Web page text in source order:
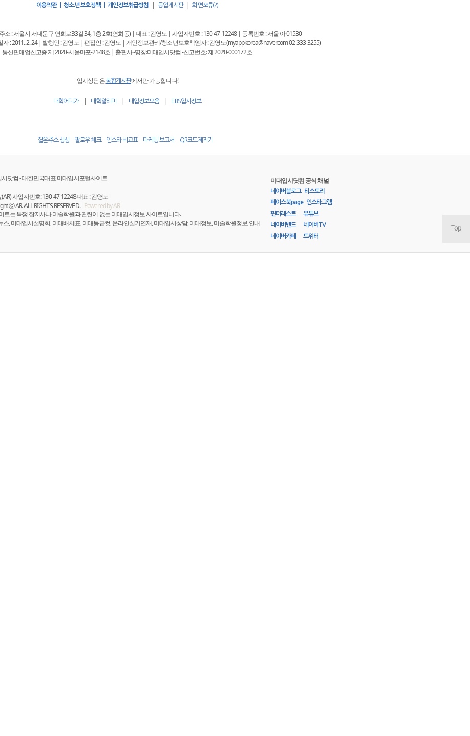
이용약관 | 청소년 보호정책 | 개인정보취급방침| 등업게시판| 화면오류(?)
소 : 서울시 서대문구 연희로33길 34, 1층 2호(연희동) | 대표 : 김영도 | 사업자번호 : 130-47-12248 | 등록번호 : 서울 아 01530
: 2011. 2. 24 | 발행인 : 김영도 | 편집인 : 김영도 | 개인정보관리/청소년보호책임자 : 김영도(myappkorea@naver.com 02-333-3255)
통신판매업신고증 제 2020-서울마포-2148호 | 출판사 -명칭:미대입시닷컴 -신고번호: 제 2020-000172호
입시상담은통합게시판에서만 가능합니다!
대학어디가| 대학알리미 | 대입정보모음| EBS입시정보
짧은주소 생성 팔로우 체크 인스타 비교표 마케팅 보고서 QR코드제작기
시닷컴 - 대한민국대표 미대입시포털사이트
사업자번호: 130-47-12248 대표 : 김영도
ⓒ AR. ALL RIGHTS RESERVED. Powered by AR
트는 특정 잡지사나 미술학원과 관련이 없는 미대입시정보 사이트입니다.
스, 미대입시설명회, 미대배치표, 미대등급컷, 온라인실기연재, 미대입시상담, 미대정보, 미술학원정보 안내
미대입시닷컴 공식 채널
네이버블로그 티스토리
페이스북page 인스타그램
핀터레스트
유튜브
네이버밴드
네이버TV
네이버카페
트위터